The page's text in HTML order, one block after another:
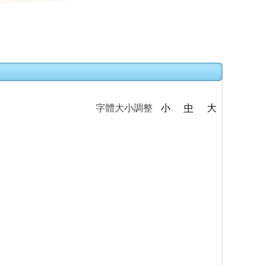
字體大小調整 小 中 大